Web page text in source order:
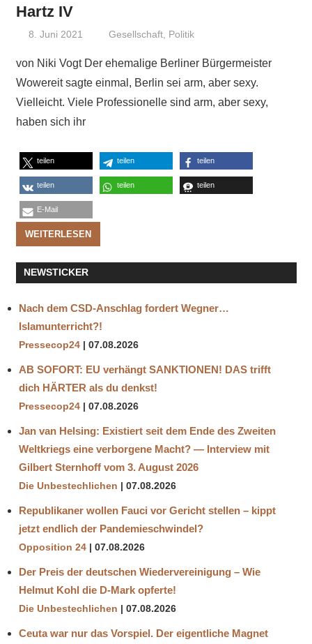
Hartz IV
8. Juni 2021 Niki Vogt
Gesellschaft, Politik
von Niki Vogt Der ehemalige Berliner Bürgermeister
Wowereit sagte einmal, Berlin sei arm, aber sexy.
Vielleicht. Viele Professionelle sind arm, aber sexy,
haben sich ihr
teilen teilen teilen
teilen teilen teilen
E-Mail
WEITERLESEN
NEWSTICKER
Nach dem CSD-Anschlag fordert Wegner…
Islamunterricht?!
Pressecop24 07.08.2026
AB SOFORT: EU verhängt SANKTIONEN! DAS trifft
dich HÄRTER als du denkst!
Pressecop24 07.08.2026
Jan van Helsing: Existiert seit dem Ende des Zweiten
Weltkriegs eine verborgene Macht? — Interview mit
Gilbert Sternhoff vom 3. August 2026
Die Unbestechlichen 07.08.2026
Republikaner wollen Fauci vor Gericht stellen – kippt
jetzt endlich der Pandemieschwindel?
Opposition 24 07.08.2026
Der Preis der deutschen Wiedervereinigung – Wie
Helmut Kohl die D‑Mark opferte!
Die Unbestechlichen 07.08.2026
Ceuta war nur das Vorspiel. Der eigentliche Magnet